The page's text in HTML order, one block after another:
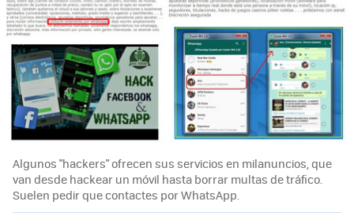
Algunos "hackers" ofrecen sus servicios en milanuncios, que
van desde hackear un móvil hasta borrar multas de tráfico.
Suelen pedir que contactes por WhatsApp.